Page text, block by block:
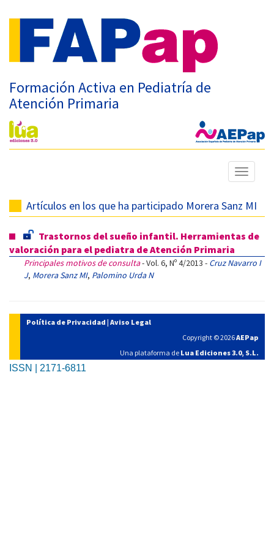
Formación Activa en Pediatría de
Atención Primaria
Mostrar
menú
Artículos en los que ha participado Morera Sanz MI
Trastornos del sueño infantil. Herramientas de
valoración para el pediatra de Atención Primaria
Principales motivos de consulta- Vol. 6, Nº 4/2013 - Cruz Navarro I
J, Morera Sanz MI, Palomino Urda N
Política de Privacidad | Aviso Legal
Copyright © 2026AEPap
Una plataforma de Lua Ediciones 3.0, S.L.
ISSN | 2171-6811